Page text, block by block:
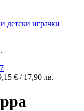
детски играчки
€ / 17,90 лв.